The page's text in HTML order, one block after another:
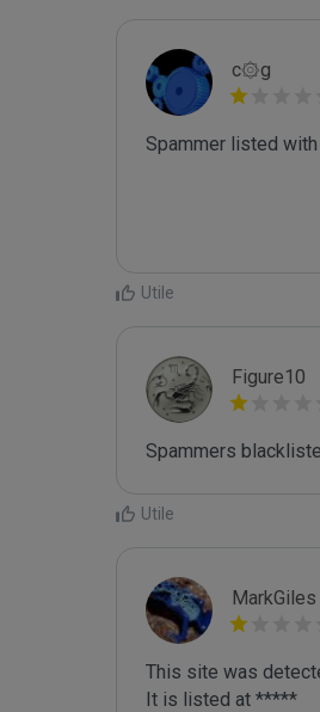
c۞g
Spammer listed
Utile
Figure10
Spammers
Utile
MarkGiles
This site was
It is listed at *****